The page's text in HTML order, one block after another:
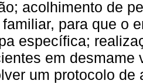
acolhimento de
para que o
específica;
em desmame
um protocolo